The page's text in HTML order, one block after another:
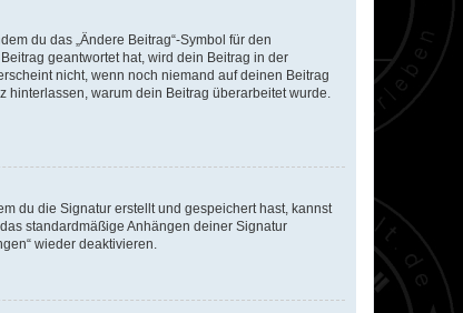
du das „Ändere Beitrag“-Symbol für den
geantwortet hat, wird dein Beitrag in der
nicht, wenn noch niemand auf deinen Beitrag
warum dein Beitrag überarbeitet wurde.
du die Signatur erstellt und gespeichert hast, kannst
standardmäßige Anhängen deiner Signatur
wieder deaktivieren.